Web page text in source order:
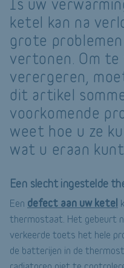
Is uw
ketel kan na
grote
vertonen. Om te
verergeren,
dit artikel
voorkomende
weet hoe u ze
wat u eraan kunt
Een slecht ingestelde
Een defect aan uw ketel
thermostaat. Het gebeurt
verkeerde toets het hele
de batterijen in de